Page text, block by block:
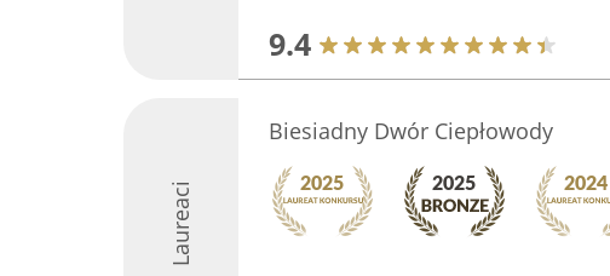
9.4
Laureaci
Biesiadny Dwór Ciepłowody